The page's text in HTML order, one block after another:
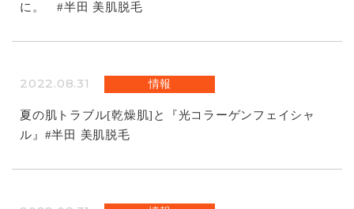
に。 #半田 美肌脱毛
2022.08.31 情報
夏の肌トラブル[乾燥肌]と『光コラーゲンフェイシャ
ル』#半田 美肌脱毛